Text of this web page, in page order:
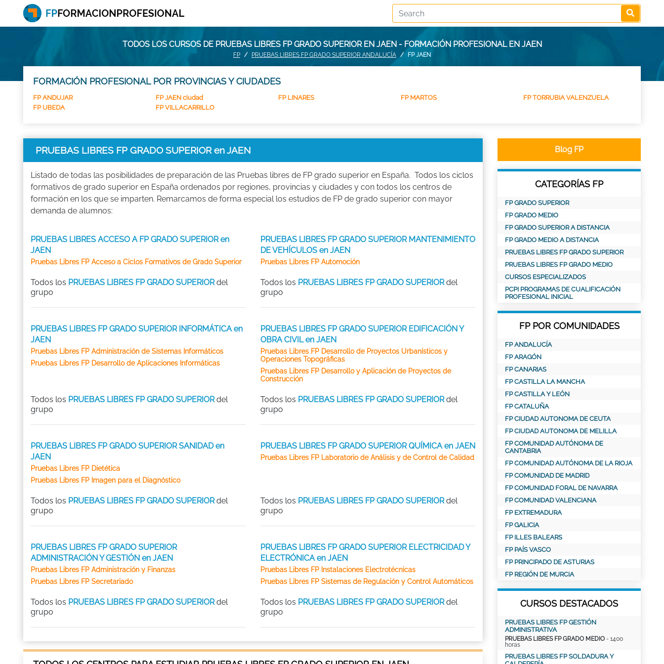
TODOS LOS CURSOS DE PRUEBAS LIBRES FP GRADO SUPERIOR EN JAEN - FORMACIÓN PROFESIONAL EN JAEN
FP PRUEBAS LIBRES FP GRADO SUPERIOR ANDALUCÍA FP JAEN
FORMACIÓN PROFESIONAL POR PROVINCIAS Y CIUDADES
FP ANDUJAR FP JAEN ciudad FP LINARES FP MARTOS
FP TORRUBIA VALENZUELA
FP UBEDA
FP VILLACARRILLO
PRUEBAS LIBRES FP GRADO SUPERIOR en JAEN
Listado de todas las posibilidades de preparación de las Pruebas libres de FP grado superior en España. Todos los ciclos
formativos de grado superior en España ordenados por regiones, provincias y ciudades y con todos los centros de
formación en los que se imparten. Remarcamos de forma especial los estudios de FP de grado superior con mayor
demanda de alumnos:
PRUEBAS LIBRES ACCESO A FP GRADO SUPERIOR en
JAEN
Pruebas Libres FP Acceso a Ciclos Formativos de Grado Superior
Todos los PRUEBAS LIBRES FP GRADO SUPERIORdel
grupo
PRUEBAS LIBRES FP GRADO SUPERIOR MANTENIMIENTO
DE VEHÍCULOS en JAEN
Pruebas Libres FP Automoción
Todos los PRUEBAS LIBRES FP GRADO SUPERIORdel
grupo
PRUEBAS LIBRES FP GRADO SUPERIOR INFORMÁTICA en
JAEN
Pruebas Libres FP Administración de Sistemas Informáticos
Pruebas Libres FP Desarrollo de Aplicaciones Informáticas
Todos los PRUEBAS LIBRES FP GRADO SUPERIORdel
grupo
PRUEBAS LIBRES FP GRADO SUPERIOR EDIFICACIÓN Y
OBRA CIVIL en JAEN
Pruebas Libres FP Desarrollo de Proyectos Urbanísticos y
Operaciones Topográficas
Pruebas Libres FP Desarrollo y Aplicación de Proyectos de
Construcción
Todos los PRUEBAS LIBRES FP GRADO SUPERIORdel
grupo
PRUEBAS LIBRES FP GRADO SUPERIOR SANIDAD en
JAEN
Pruebas Libres FP Dietética
Pruebas Libres FP Imagen para el Diagnóstico
Todos los PRUEBAS LIBRES FP GRADO SUPERIORdel
grupo
PRUEBAS LIBRES FP GRADO SUPERIOR QUÍMICA en JAEN
Pruebas Libres FP Laboratorio de Análisis y de Control de Calidad
Todos los PRUEBAS LIBRES FP GRADO SUPERIORdel
grupo
PRUEBAS LIBRES FP GRADO SUPERIOR
ADMINISTRACIÓN Y GESTIÓN en JAEN
Pruebas Libres FP Administración y Finanzas
Pruebas Libres FP Secretariado
Todos los PRUEBAS LIBRES FP GRADO SUPERIORdel
grupo
PRUEBAS LIBRES FP GRADO SUPERIOR ELECTRICIDAD Y
ELECTRÓNICA en JAEN
Pruebas Libres FP Instalaciones Electrotécnicas
Pruebas Libres FP Sistemas de Regulación y Control Automáticos
Todos los PRUEBAS LIBRES FP GRADO SUPERIORdel
grupo
Blog FP
CATEGORÍAS FP
FP GRADO SUPERIOR
FP GRADO MEDIO
FP GRADO SUPERIOR A DISTANCIA
FP GRADO MEDIO A DISTANCIA
PRUEBAS LIBRES FP GRADO SUPERIOR
PRUEBAS LIBRES FP GRADO MEDIO
CURSOS ESPECIALIZADOS
PCPI PROGRAMAS DE CUALIFICACIÓN
PROFESIONAL INICIAL
FP POR COMUNIDADES
FP ANDALUCÍA
FP ARAGÓN
FP CANARIAS
FP CASTILLA LA MANCHA
FP CASTILLA Y LEÓN
FP CATALUÑA
FP CIUDAD AUTONOMA DE CEUTA
FP CIUDAD AUTONOMA DE MELILLA
FP COMUNIDAD AUTÓNOMA DE
CANTABRIA
FP COMUNIDAD AUTÓNOMA DE LA RIOJA
FP COMUNIDAD DE MADRID
FP COMUNIDAD FORAL DE NAVARRA
FP COMUNIDAD VALENCIANA
FP EXTREMADURA
FP GALICIA
FP ILLES BALEARS
FP PAÍS VASCO
FP PRINCIPADO DE ASTURIAS
FP REGIÓN DE MURCIA
CURSOS DESTACADOS
PRUEBAS LIBRES FP GESTIÓN
ADMINISTRATIVA
PRUEBAS LIBRES FP GRADO MEDIO - 1400
horas
PRUEBAS LIBRES FP SOLDADURA Y